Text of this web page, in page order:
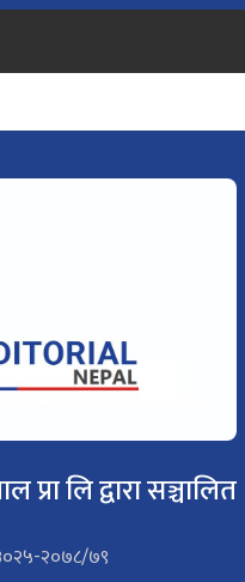
प्रा लि द्वारा सञ्चालित
२०७८/७९